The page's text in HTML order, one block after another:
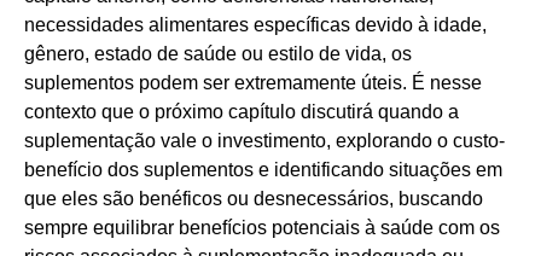
necessidades alimentares específicas devido à idade,
gênero, estado de saúde ou estilo de vida, os
suplementos podem ser extremamente úteis. É nesse
contexto que o próximo capítulo discutirá quando a
suplementação vale o investimento, explorando o custo-
benefício dos suplementos e identificando situações em
que eles são benéficos ou desnecessários, buscando
sempre equilibrar benefícios potenciais à saúde com os